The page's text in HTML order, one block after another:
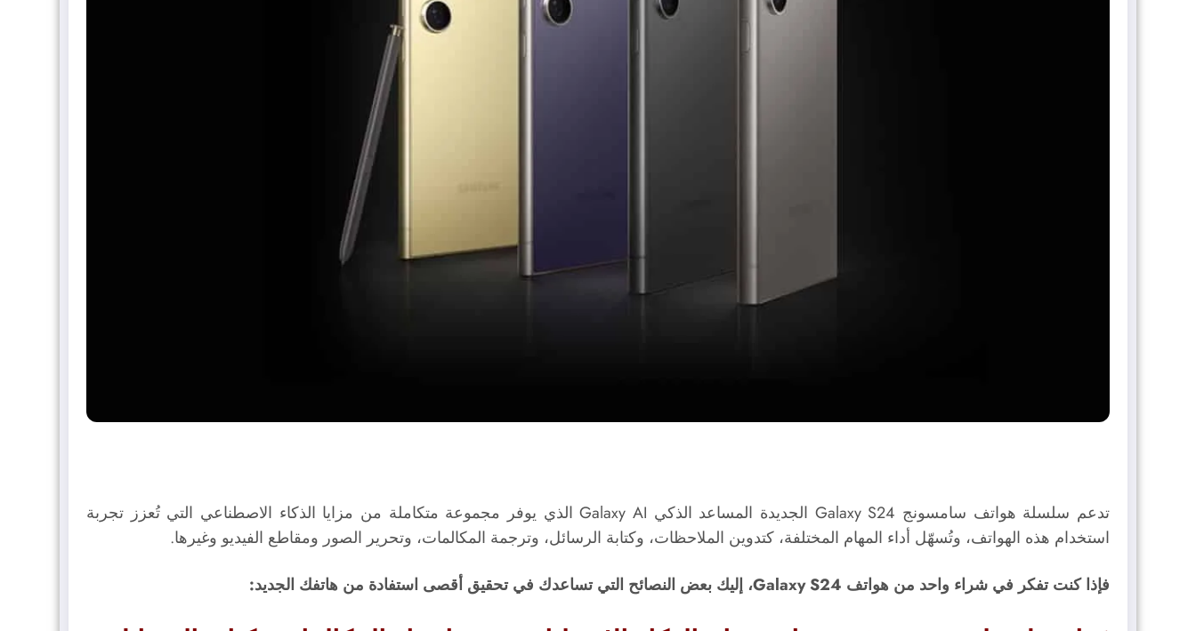
تدعم سلسلة هواتف سامسونج Galaxy S24 الجديدة المساعد الذكي Galaxy AI الذي يوفر مجموعة متكاملة من مزايا الذكاء الاصطناعي التي تُعزز تجربة
استخدام هذه الهواتف، وتُسهّل أداء المهام المختلفة، كتدوين الملاحظات، وكتابة الرسائل، وترجمة المكالمات، وتحرير الصور ومقاطع الفيديو وغيرها.
فإذا كنت تفكر في شراء واحد من هواتف Galaxy S24، إليك بعض النصائح التي تساعدك في تحقيق أقصى استفادة من هاتفك الجديد: